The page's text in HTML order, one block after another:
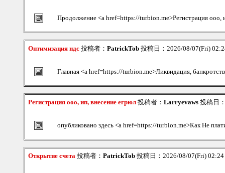
Продолжение <a href=https://turbion.me>Регистрация ооо,
Оптимизация ндс 投稿者： PatrickTob 投稿日：2026/08/07(Fri)
Главная <a href=https://turbion.me>Ликвидация,
Регистрация ооо, ип, внесение егрюл 投稿者： Larryevaws 投稿日
опубликовано здесь <a href=https://turbion.me>Как Не
Открытие счета 投稿者： PatrickTob 投稿日：2026/08/07(Fri)